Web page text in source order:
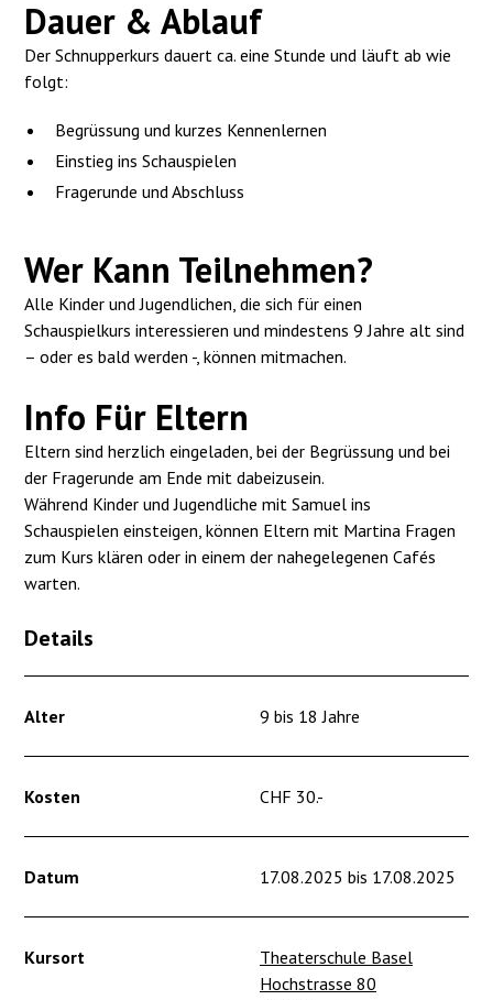
Dauer & Ablauf
Der Schnupperkurs dauert ca. eine Stunde und läuft ab wie
folgt:
Begrüssung und kurzes Kennenlernen
Einstieg ins Schauspielen
Fragerunde und Abschluss
Wer Kann Teilnehmen?
Alle Kinder und Jugendlichen, die sich für einen
Schauspielkurs interessieren und mindestens 9 Jahre alt sind
– oder es bald werden -, können mitmachen.
Info Für Eltern
Eltern sind herzlich eingeladen, bei der Begrüssung und bei
der Fragerunde am Ende mit dabeizusein.
Während Kinder und Jugendliche mit Samuel ins
Schauspielen einsteigen, können Eltern mit Martina Fragen
zum Kurs klären oder in einem der nahegelegenen Cafés
warten.
Details
Alter 9 bis 18 Jahre
Kosten CHF 30.-
Datum 17.08.2025 bis 17.08.2025
Kursort
Theaterschule Basel
Hochstrasse 80